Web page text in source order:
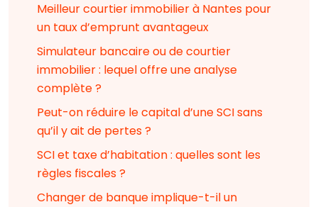
Meilleur courtier immobilier à Nantes pour
un taux d’emprunt avantageux
Simulateur bancaire ou de courtier
immobilier : lequel offre une analyse
complète ?
Peut-on réduire le capital d’une SCI sans
qu’il y ait de pertes ?
SCI et taxe d’habitation : quelles sont les
règles fiscales ?
Changer de banque implique-t-il un